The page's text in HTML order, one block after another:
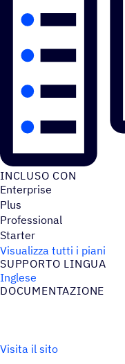
INCLUSO CON
Enterprise
Plus
Professional
Starter
Visualizza tutti i piani
SUPPORTO LINGUA
Inglese
DOCU­MEN­TA­ZIONE
Visita il sito